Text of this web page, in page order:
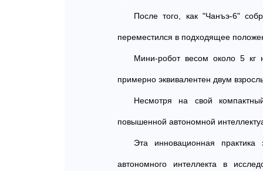
После того, как "Чанъэ-6"
переместился в подходящее
Мини-робот весом около 5 кг
примерно эквивалентен двум
Несмотря на свой
повышенной автономной
Эта инновационная
автономного интеллекта в